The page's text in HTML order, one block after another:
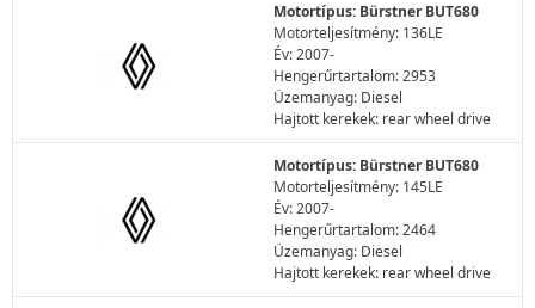
Motortípus: Bürstner BUT680
Motorteljesítmény: 136LE
Év: 2007-
Hengerűrtartalom: 2953
Üzemanyag: Diesel
Hajtott kerekek: rear wheel drive
Motortípus: Bürstner BUT680
Motorteljesítmény: 145LE
Év: 2007-
Hengerűrtartalom: 2464
Üzemanyag: Diesel
Hajtott kerekek: rear wheel drive